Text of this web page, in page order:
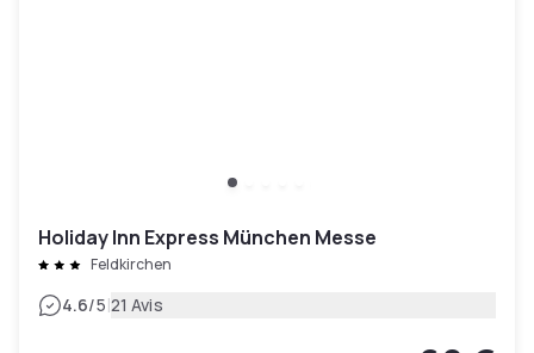
Holiday Inn Express München Messe
Feldkirchen
4.6/5|21 Avis